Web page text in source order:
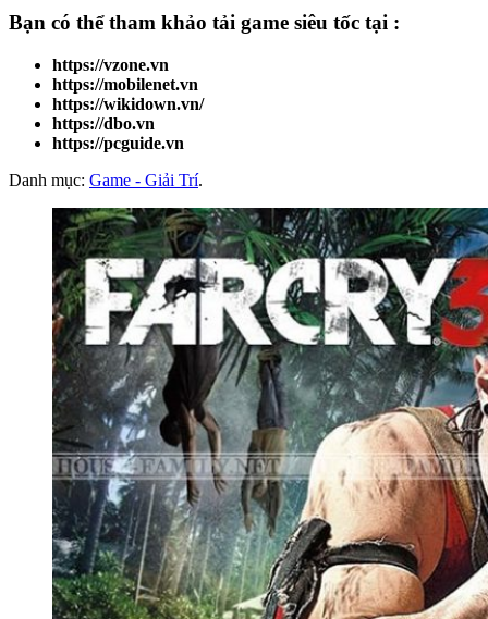
Bạn có thể tham khảo tải game siêu tốc tại :
https://vzone.vn
https://mobilenet.vn
https://wikidown.vn/
https://dbo.vn
https://pcguide.vn
Danh mục: Game - Giải Trí.